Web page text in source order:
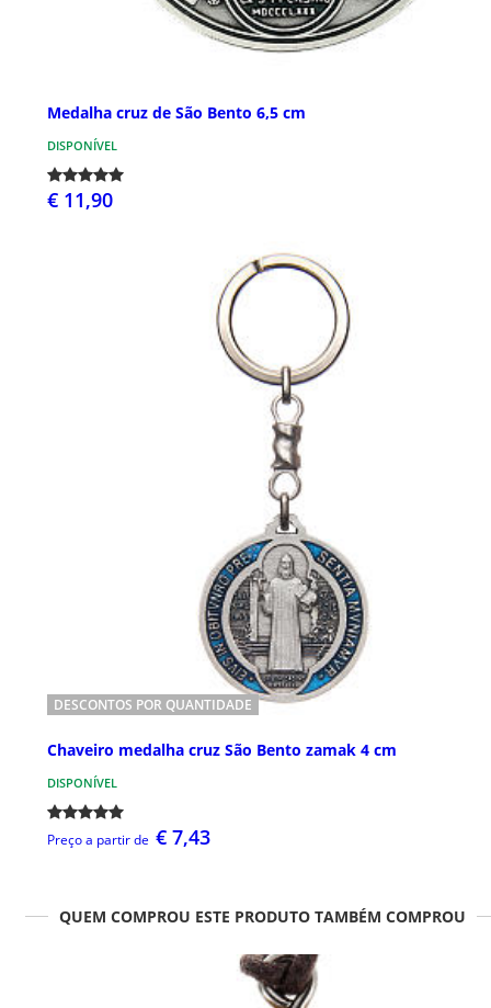
Medalha cruz de São Bento 6,5 cm
DISPONÍVEL
€ 11,90
DESCONTOS POR QUANTIDADE
Chaveiro medalha cruz São Bento zamak 4 cm
DISPONÍVEL
Preço a partir de € 7,43
QUEM COMPROU ESTE PRODUTO TAMBÉM COMPROU